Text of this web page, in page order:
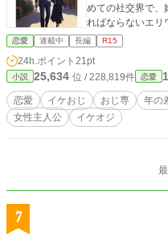
めての社交界で、
ればならないエリ
に婚約を申し込む
婚をしていない
爵令嬢と、絶対に
語。 ※小説家
恋愛 連載中 長編 R15
24h.ポイント 21pt
小説 25,634 位 / 228,819件 恋愛
恋愛 イケおじ おじ専 年の
女性主人公
イケオジ
7